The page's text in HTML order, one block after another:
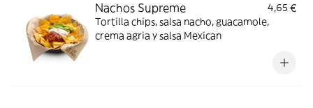
Nachos Supreme
4,65 €
Tortilla chips, salsa nacho, guacamole,
crema agria y salsa Mexican